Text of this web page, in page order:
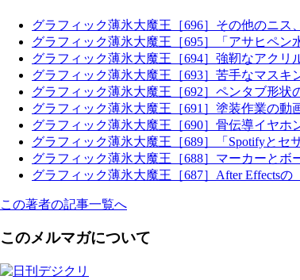
グラフィック薄氷大魔王［696］その他のニス
グラフィック薄氷大魔王［695］「アサヒペン
グラフィック薄氷大魔王［694］強靭なアクリ
グラフィック薄氷大魔王［693］苦手なマスキ
グラフィック薄氷大魔王［692］ペンタブ形状
グラフィック薄氷大魔王［691］塗装作業の動
グラフィック薄氷大魔王［690］骨伝導イヤホ
グラフィック薄氷大魔王［689］「Spotifyとセ
グラフィック薄氷大魔王［688］マーカーとボ
グラフィック薄氷大魔王［687］After Effectsの
この著者の記事一覧へ
このメルマガについて